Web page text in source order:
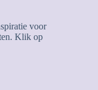
voor
Klik op